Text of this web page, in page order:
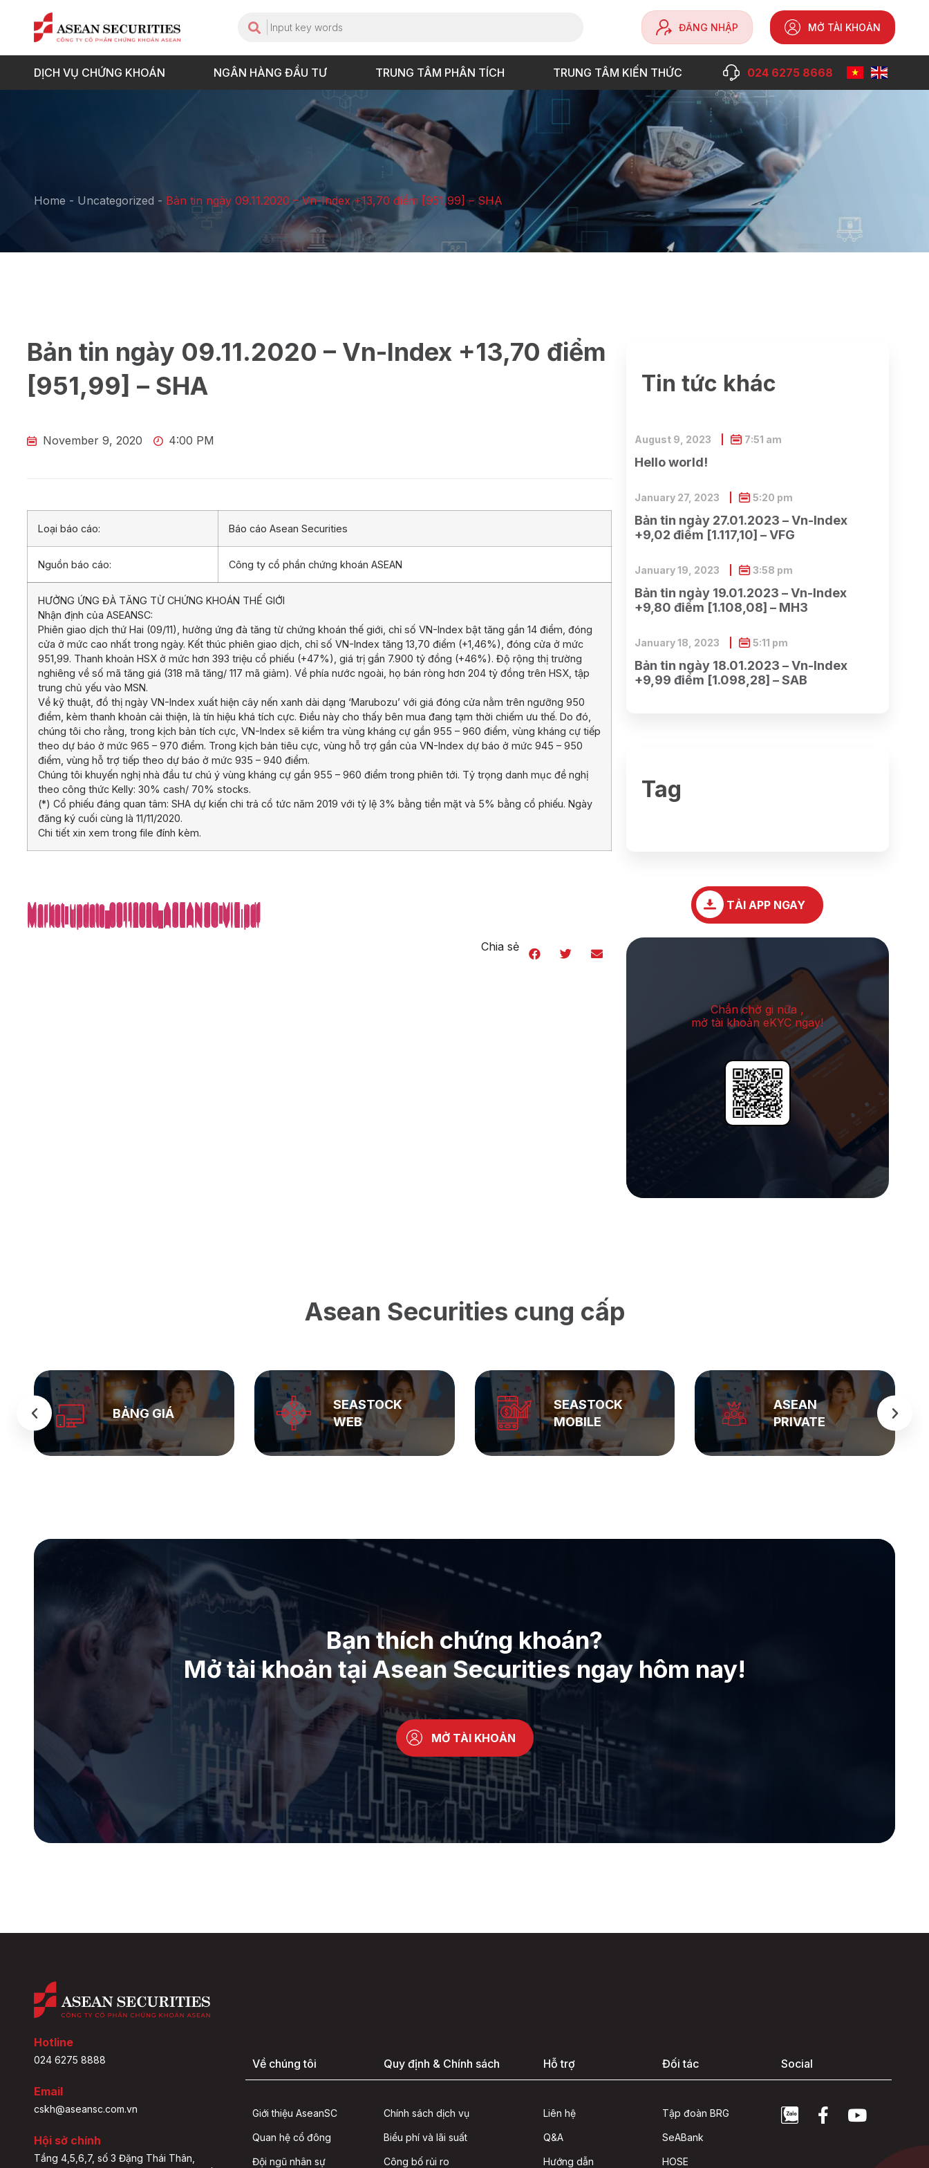
ĐĂNG NHẬP MỞ TÀI KHOẢN
DỊCH VỤ CHỨNG KHOÁN NGÂN HÀNG ĐẦU TƯ TRUNG TÂM PHÂN TÍCH TRUNG TÂM KIẾN THỨC 024 6275 8668
Home - Uncategorized - Bản tin ngày 09.11.2020 – Vn-Index +13,70 điểm [951,99] – SHA
Bản tin ngày 09.11.2020 – Vn-Index +13,70 điểm
[951,99] – SHA
November 9, 2020 4:00 PM
Loại báo cáo: Báo cáo Asean Securities
Nguồn báo cáo: Công ty cổ phần chứng khoán ASEAN
HƯỞNG ỨNG ĐÀ TĂNG TỪ CHỨNG KHOÁN THẾ GIỚI
Nhận định của ASEANSC:
Phiên giao dịch thứ Hai (09/11), hưởng ứng đà tăng từ chứng khoán thế giới, chỉ số VN-Index bật tăng gần 14 điểm, đóng
cửa ở mức cao nhất trong ngày. Kết thúc phiên giao dịch, chỉ số VN-Index tăng 13,70 điểm (+1,46%), đóng cửa ở mức
951,99. Thanh khoản HSX ở mức hơn 393 triệu cổ phiếu (+47%), giá trị gần 7.900 tỷ đồng (+46%). Độ rộng thị trường
nghiêng về số mã tăng giá (318 mã tăng/ 117 mã giảm). Về phía nước ngoài, họ bán ròng hơn 204 tỷ đồng trên HSX, tập
trung chủ yếu vào MSN.
Về kỹ thuật, đồ thị ngày VN-Index xuất hiện cây nến xanh dài dạng ‘Marubozu’ với giá đóng cửa nằm trên ngưỡng 950
điểm, kèm thanh khoản cải thiện, là tín hiệu khá tích cực. Điều này cho thấy bên mua đang tạm thời chiếm ưu thế. Do đó,
chúng tôi cho rằng, trong kịch bản tích cực, VN-Index sẽ kiểm tra vùng kháng cự gần 955 – 960 điểm, vùng kháng cự tiếp
theo dự báo ở mức 965 – 970 điểm. Trong kịch bản tiêu cực, vùng hỗ trợ gần của VN-Index dự báo ở mức 945 – 950
điểm, vùng hỗ trợ tiếp theo dự báo ở mức 935 – 940 điểm.
Chúng tôi khuyến nghị nhà đầu tư chú ý vùng kháng cự gần 955 – 960 điểm trong phiên tới. Tỷ trọng danh mục đề nghị
theo công thức Kelly: 30% cash/ 70% stocks.
(*) Cổ phiếu đáng quan tâm: SHA dự kiến chi trả cổ tức năm 2019 với tỷ lệ 3% bằng tiền mặt và 5% bằng cổ phiếu. Ngày
đăng ký cuối cùng là 11/11/2020.
Chi tiết xin xem trong file đính kèm.
Market-update_09112020_ASEANSC-VIE.pdf
Market-update_09112020_ASEANSC-VIE.pdf
Market-update_09112020_ASEANSC-VIE.pdf
Market-update_09112020_ASEANSC-VIE.pdf
Market-update_09112020_ASEANSC-VIE.pdf
Market-update_09112020_ASEANSC-VIE.pdf
Market-update_09112020_ASEANSC-VIE.pdf
Market-update_09112020_ASEANSC-VIE.pdf
Market-update_09112020_ASEANSC-VIE.pdf
Market-update_09112020_ASEANSC-VIE.pdf
Market-update_09112020_ASEANSC-VIE.pdf
Market-update_09112020_ASEANSC-VIE.pdf
Market-update_09112020_ASEANSC-VIE.pdf
Market-update_09112020_ASEANSC-VIE.pdf
Market-update_09112020_ASEANSC-VIE.pdf
Market-update_09112020_ASEANSC-VIE.pdf
Market-update_09112020_ASEANSC-VIE.pdf
Market-update_09112020_ASEANSC-VIE.pdf
Market-update_09112020_ASEANSC-VIE.pdf
Market-update_09112020_ASEANSC-VIE.pdf
Market-update_09112020_ASEANSC-VIE.pdf
Market-update_09112020_ASEANSC-VIE.pdf
Market-update_09112020_ASEANSC-VIE.pdf
Market-update_09112020_ASEANSC-VIE.pdf
Chia sẻ
Tin tức khác
Hello world!
August 9, 2023 7:51 am
Bản tin ngày 27.01.2023 – Vn-Index
+9,02 điểm [1.117,10] – VFG
January 27, 2023 5:20 pm
Bản tin ngày 19.01.2023 – Vn-Index
+9,80 điểm [1.108,08] – MH3
January 19, 2023 3:58 pm
Bản tin ngày 18.01.2023 – Vn-Index
+9,99 điểm [1.098,28] – SAB
January 18, 2023 5:11 pm
Tag
TẢI APP NGAY
Chần chờ gi nữa ,
mở tài khoản eKYC ngay!
Asean Securities cung cấp
SEASTOCK
WEB
SEASTOCK
MOBILE
ASEAN
PRIVATE
BẢNG GIÁ
Bạn thích chứng khoán?
Mở tài khoản tại Asean Securities ngay hôm nay!
MỞ TÀI KHOẢN
Hotline
024 6275 8888
Email
cskh@aseansc.com.vn
Hội sở chính
Tầng 4,5,6,7, số 3 Đặng Thái Thân,
Về chúng tôi
Giới thiệu AseanSC
Quan hệ cổ đông
Đội ngũ nhân sự
Quy định & Chính sách
Chính sách dịch vụ
Biểu phí và lãi suất
Công bố rủi ro
Hỗ trợ
Liên hệ
Q&A
Hướng dẫn
Đối tác
Tập đoàn BRG
SeABank
HOSE
Social